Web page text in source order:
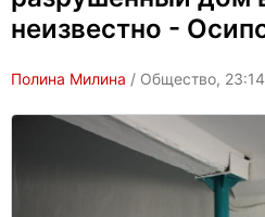
неизвестно -
Полина Милина / Общество,